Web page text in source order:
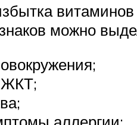
можно
ЖКТ;
аллергии;